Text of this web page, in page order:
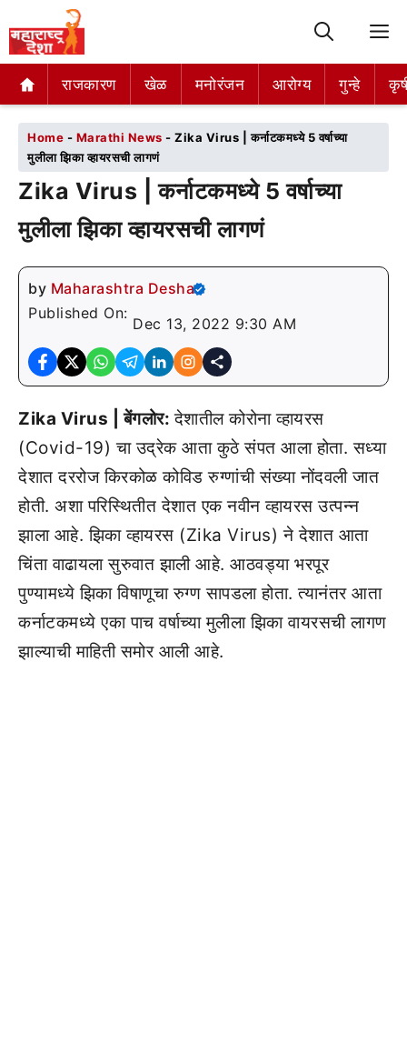
राजकारण खेळ मनोरंजन आरोग्य गुन्हे
राजकारण खेळ मनोरंजन आरोग्य गुन्हे
Home - Marathi News - Zika Virus | कर्नाटकमध्ये 5 वर्षाच्या
मुलीला झिका व्हायरसची लागणं
Zika Virus | कर्नाटकमध्ये 5 वर्षाच्या
मुलीला झिका व्हायरसची लागणं
by Maharashtra Desha
Published On:
Dec 13, 2022 9:30 AM
Zika Virus |बेंगलोर:देशातील कोरोना व्हायरस
(Covid-19) चा उद्रेक आता कुठे संपत आला होता. सध्या
देशात दररोज किरकोळ कोविड रुग्णांची संख्या नोंदवली जात
होती. अशा परिस्थितीत देशात एक नवीन व्हायरस उत्पन्न
झाला आहे. झिका व्हायरस (Zika Virus) ने देशात आता
चिंता वाढायला सुरुवात झाली आहे. आठवड्या भरपूर
पुण्यामध्ये झिका विषाणूचा रुग्ण सापडला होता. त्यानंतर आता
कर्नाटकमध्ये एका पाच वर्षाच्या मुलीला झिका वायरसची लागण
झाल्याची माहिती समोर आली आहे.